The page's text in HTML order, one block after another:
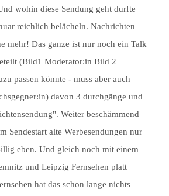
wohin diese Sendung geht durfte
reichlich belächeln. Nachrichten
mehr! Das ganze ist nur noch ein Talk
(Bild1 Moderator:in Bild 2
passen könnte - muss aber auch
davon 3 durchgänge und
Weiter beschämmend
Sendestart alte Werbesendungen nur
eben. Und gleich noch mit einem
und Leipzig Fernsehen platt
hat das schon lange nichts